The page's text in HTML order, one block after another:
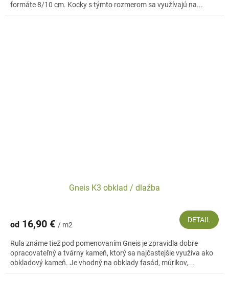
formáte 8/10 cm. Kocky s týmto rozmerom sa využívajú na...
Gneis K3 obklad / dlažba
od 16,90 € / m2
DETAIL
Rula známe tiež pod pomenovaním Gneis je zpravidla dobre
opracovateľný a tvárny kameň, ktorý sa najčastejšie využíva ako
obkladový kameň. Je vhodný na obklady fasád, múrikov,...